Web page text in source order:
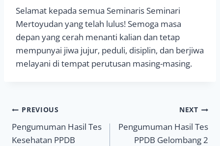
Selamat kepada semua Seminaris Seminari
Mertoyudan yang telah lulus! Semoga masa
depan yang cerah menanti kalian dan tetap
mempunyai jiwa jujur, peduli, disiplin, dan berjiwa
melayani di tempat perutusan masing-masing.
Navigasi
pos
PREVIOUS
Pengumuman Hasil Tes
Kesehatan PPDB
NEXT
Pengumuman Hasil Tes
PPDB Gelombang 2